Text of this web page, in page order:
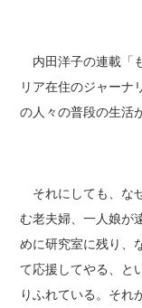
内田洋子の連載「
リア在住のジャーナ
の人々の普段の生活
それにしても、な
む老夫婦、一人娘が
めに研究室に残り、
て応援してやる、と
りふれている。それ